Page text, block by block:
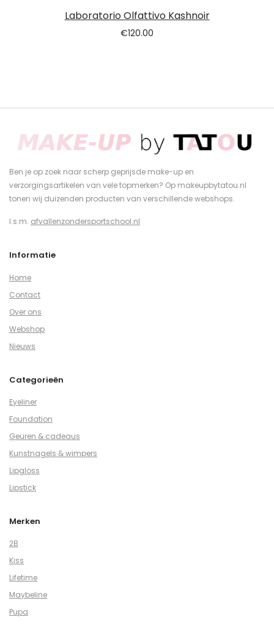
Laboratorio Olfattivo Kashnoir
€120.00
Ben je op zoek naar scherp geprijsde make-up en
verzorgingsartikelen van vele topmerken? Op makeupbytatou.nl
tonen wij duizenden producten van verschillende webshops.
I.s.m. afvallenzondersportschool.nl
Informatie
Home
Contact
Over ons
Webshop
Nieuws
Categorieën
Eyeliner
Foundation
Geuren & cadeaus
Kunstnagels & wimpers
Lipgloss
Lipstick
Merken
2B
Kiss
Lifetime
Maybeline
Pupa